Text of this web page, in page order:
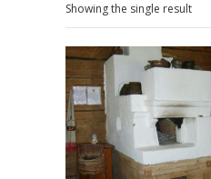
Showing the single result